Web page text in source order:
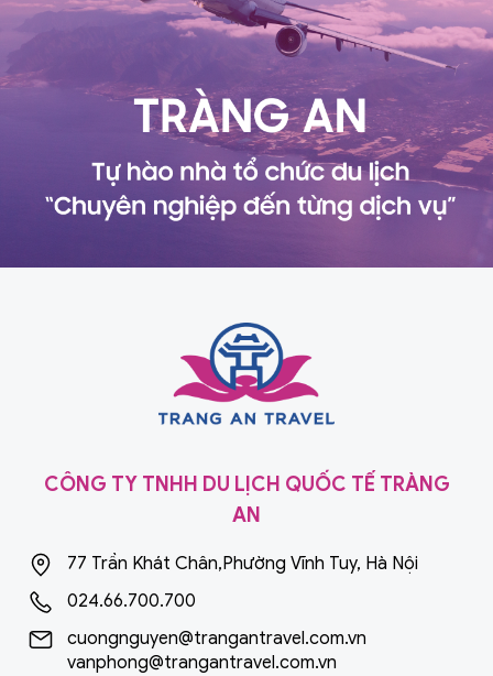
CÔNG TY TNHH DU LỊCH QUỐC TẾ TRÀNG
AN
77 Trần Khát Chân,Phường Vĩnh Tuy, Hà Nội
024.66.700.700
cuongnguyen@trangantravel.com.vn
vanphong@trangantravel.com.vn